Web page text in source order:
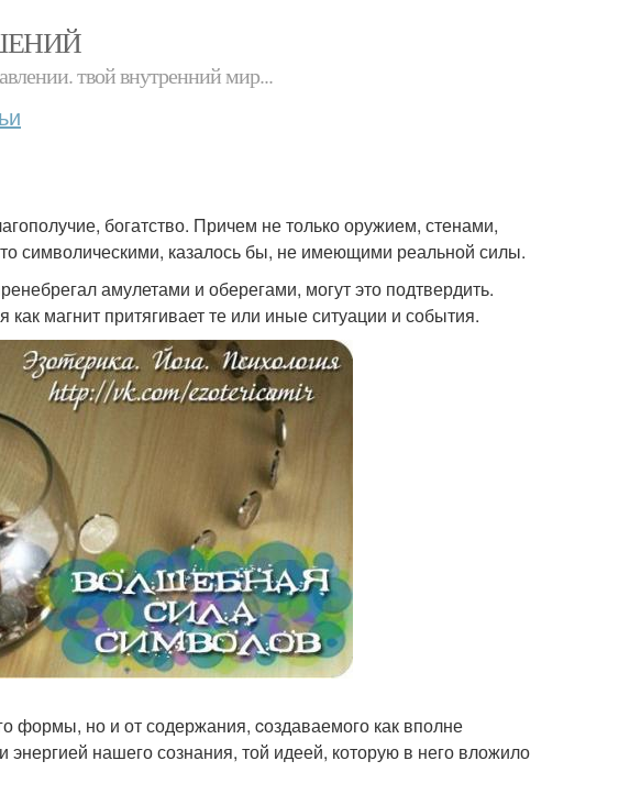
твой внутренний мир...
богатство. Причем не только оружием, стенами,
символическими, казалось бы, не имеющими реальной силы.
амулетами и оберегами, могут это подтвердить.
магнит притягивает те или иные ситуации и события.
формы, но и от содержания, cоздаваемого как вполне
нашего сознания, той идеей, которую в него вложило